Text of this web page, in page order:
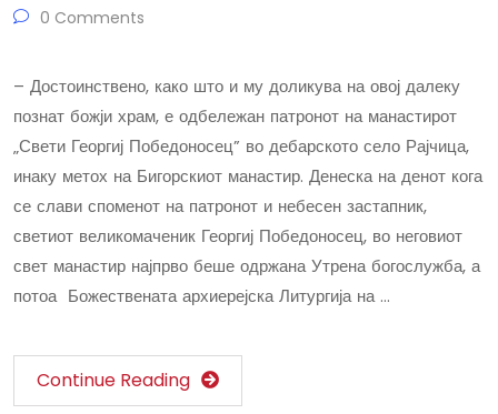
0 Comments
– Достоинствено, како што и му доликува на овој далеку
познат божји храм, е одбележан патронот на манастирот
„Свети Георгиј Победоносец” во дебарското село Рајчица,
инаку метох на Бигорскиот манастир. Денеска на денот кога
се слави споменот на патронот и небесен застапник,
светиот великомаченик Георгиј Победоносец, во неговиот
свет манастир најпрво беше одржана Утрена богослужба, а
потоа Божествената архиерејска Литургија на …
Continue Reading